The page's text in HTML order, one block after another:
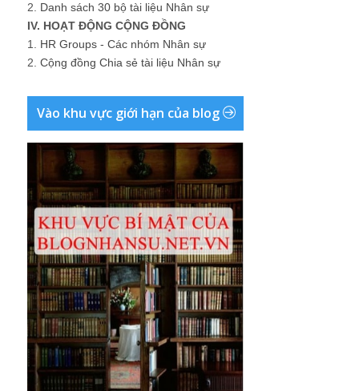
2. Danh sách 30 bộ tài liệu Nhân sự
IV. HOẠT ĐỘNG CỘNG ĐỒNG
1. HR Groups - Các nhóm Nhân sự
2. Cộng đồng Chia sẻ tài liệu Nhân sự
Vào khu vực giới hạn của blog